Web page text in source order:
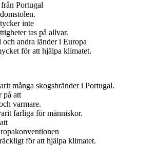
Portugal
inte
tas på allvar.
andra länder i Europa
för att hjälpa klimatet.
många skogsbränder i Portugal.
på att
varmare.
farliga för människor.
för att hjälpa klimatet.